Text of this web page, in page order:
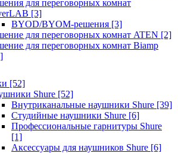
для переговорных комнат
[3]
BYOD/BYOM-решения [3]
для переговорных комнат ATEN [2]
для переговорных комнат Biamp
[52]
Shure [52]
Внутриканальные наушники Shure [39]
Студийные наушники Shure [6]
Профессиональные гарнитуры Shure
[1]
Аксессуары для наушников Shure [6]